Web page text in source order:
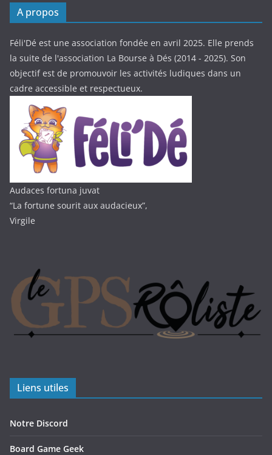
A propos
Féli'Dé est une association fondée en avril 2025. Elle prends
la suite de l'association La Bourse à Dés (2014 - 2025). Son
objectif est de promouvoir les activités ludiques dans un
cadre accessible et respectueux.
Audaces fortuna juvat
“La fortune sourit aux audacieux”,
Virgile
Liens utiles
Notre Discord
Board Game Geek